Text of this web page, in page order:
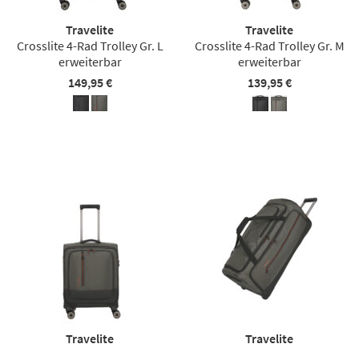
Travelite
Crosslite 4-Rad Trolley Gr. L
erweiterbar
149,95 €
Travelite
Crosslite 4-Rad Trolley Gr. M
erweiterbar
139,95 €
Travelite
Travelite